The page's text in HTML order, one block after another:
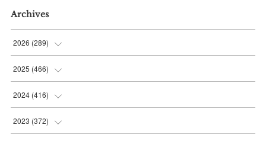
Archives
2026 (289)
(10
(36
(37
2025 (466)
(56
(37
2024 (416)
(38
2023 (372)